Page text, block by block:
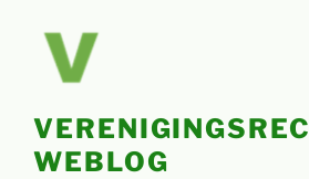
WEBLOG